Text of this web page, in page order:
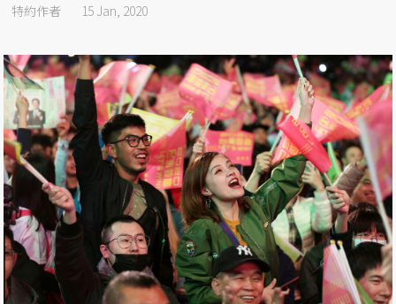
特約作者 15 Jan, 2020